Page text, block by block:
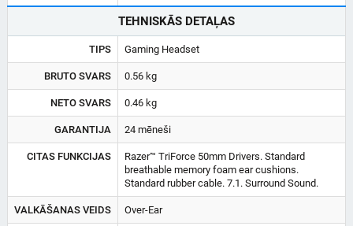
TEHNISKĀS DETAĻAS
TIPS Gaming Headset
BRUTO SVARS 0.56 kg
NETO SVARS 0.46 kg
GARANTIJA 24 mēneši
CITAS FUNKCIJAS
Razer™ TriForce 50mm Drivers. Standard
breathable memory foam ear cushions.
Standard rubber cable. 7.1. Surround Sound.
VALKĀŠANAS VEIDS Over-Ear